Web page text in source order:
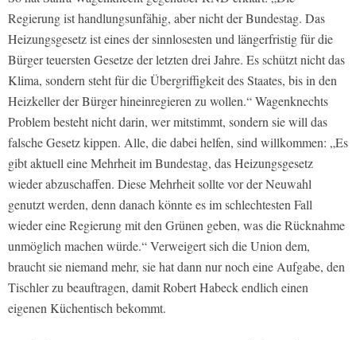
Regierung ist handlungsunfähig, aber nicht der Bundestag. Das
Heizungsgesetz ist eines der sinnlosesten und längerfristig für die
Bürger teuersten Gesetze der letzten drei Jahre. Es schützt nicht das
Klima, sondern steht für die Übergriﬃgkeit des Staates, bis in den
Heizkeller der Bürger hineinregieren zu wollen.“ Wagenknechts
Problem besteht nicht darin, wer mitstimmt, sondern sie will das
falsche Gesetz kippen. Alle, die dabei helfen, sind willkommen: „Es
gibt aktuell eine Mehrheit im Bundestag, das Heizungsgesetz
wieder abzuschaﬀen. Diese Mehrheit sollte vor der Neuwahl
genutzt werden, denn danach könnte es im schlechtesten Fall
wieder eine Regierung mit den Grünen geben, was die Rücknahme
unmöglich machen würde.“ Verweigert sich die Union dem,
braucht sie niemand mehr, sie hat dann nur noch eine Aufgabe, den
Tischler zu beauftragen, damit Robert Habeck endlich einen
eigenen Küchentisch bekommt.